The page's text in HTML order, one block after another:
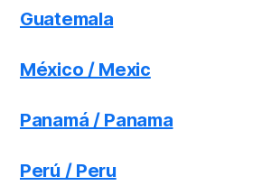
Guatemala
México / Mexic
Panamá / Panama
Perú / Peru